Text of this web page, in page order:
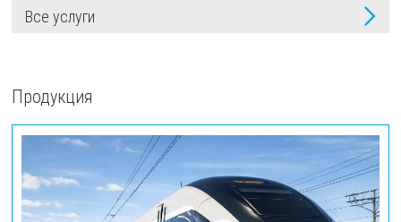
Все услуги
Продукция